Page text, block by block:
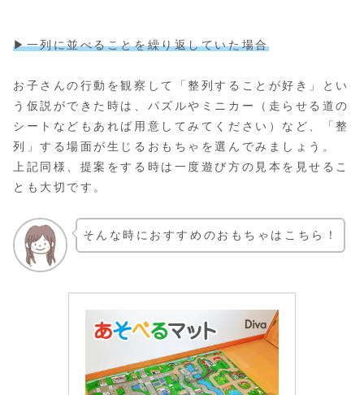
▶︎一列に並べることを繰り返していた場合
お子さんの行動を観察して「整列することが好き」とい
う仮説ができた時は、パズルやミニカー（走らせる道の
シートなどもあれば用意してみてください）など、「整
列」する場面が生じるおもちゃを選んでみましょう。
上記同様、提案をする時は一度遊び方の見本を見せるこ
とも大切です。
そんな時におすすめのおもちゃはこちら！